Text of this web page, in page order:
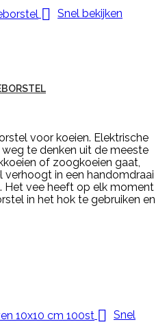
 Snel bekijken
voor koeien. Elektrische
te denken uit de meeste
of zoogkoeien gaat,
verhoogt in een handomdraai
Het vee heeft op elk moment
in het hok te gebruiken en
 Snel